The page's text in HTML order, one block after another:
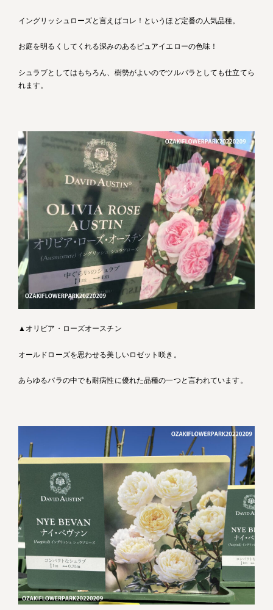
イングリッシュローズと言えばコレ！というほど定番の人気品種。
お庭を明るくしてくれる深みのあるピュアイエローの色味！
シュラブとしてはもちろん、樹勢がよいのでツルバラとしても仕立てら
れます。
▲オリビア・ローズオースチン
オールドローズを思わせる美しいロゼット咲き。
あらゆるバラの中でも耐病性に優れた品種の一つと言われています。